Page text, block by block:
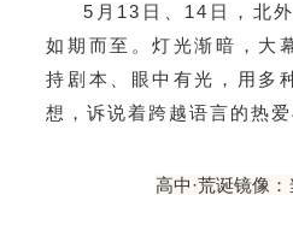
5月13日、14日，北
如期而至。灯光渐暗，大
持剧本、眼中有光，用多
想，诉说着跨越语言的热爱
高中·荒诞镜像